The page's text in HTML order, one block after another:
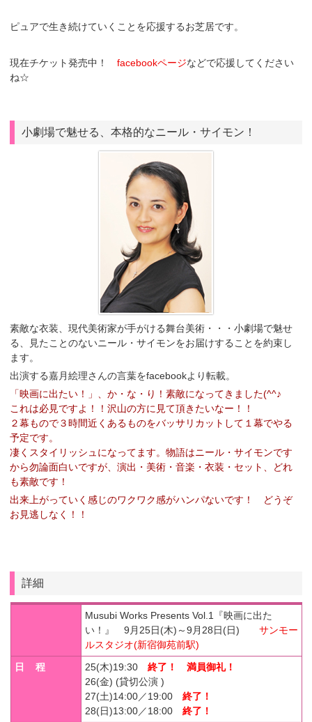
ピュアで生き続けていくことを応援するお芝居です。
現在チケット発売中！facebookページなどで応援してください
ね☆
小劇場で魅せる、本格的なニール・サイモン！
素敵な衣装、現代美術家が手がける舞台美術・・・小劇場で魅せ
る、見たことのないニール・サイモンをお届けすることを約束し
ます。
出演する嘉月絵理さんの言葉をfacebookより転載。
「映画に出たい！」、か・な・り！素敵になってきました(^^♪
これは必見ですよ！！沢山の方に見て頂きたいなー！！
２幕もので３時間近くあるものをバッサリカットして１幕でやる
予定です。
凄くスタイリッシュになってます。物語はニール・サイモンです
から勿論面白いですが、演出・美術・音楽・衣装・セット、どれ
も素敵です！
出来上がっていく感じのワクワク感がハンパないです！ どうぞ
お見逃しなく！！
詳細
Musubi Works Presents Vol.1『映画に出た
い！』 9月25日(木)～9月28日(日) サンモー
ルスタジオ(新宿御苑前駅)
日 程
25(木)19:30 終了！ 満員御礼！
26(金) (貸切公演 )
27(土)14:00／19:00 終了！
28(日)13:00／18:00 終了！